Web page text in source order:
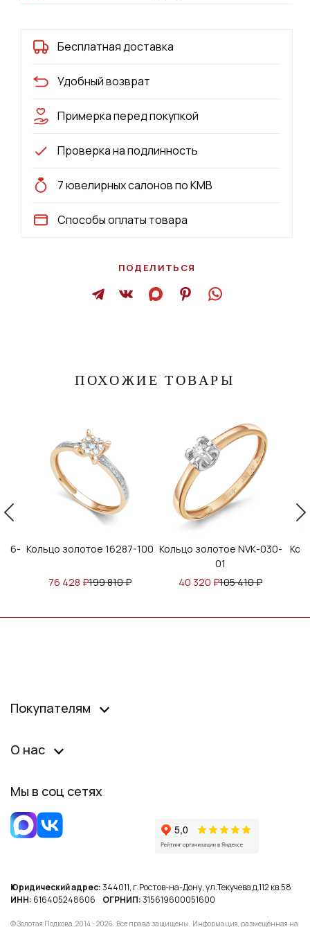
Бесплатная доставка
Удобный возврат
Примерка перед покупкой
Проверка на подлинность
7 ювелирных салонов по КМВ
Способы оплаты товара
ПОДЕЛИТЬСЯ
ПОХОЖИЕ ТОВАРЫ
Кольцо золотое 16287-100
76 428 ₽199 810₽
Кольцо золотое NVК-030-
01
40 320 ₽105 410₽
Покупателям
О нас
Мы в соц сетях
Юридический адрес:344011, г.Ростов-на-Дону, ул.Текучева д.112 кв.58
ИНН: 616405248606 ОГРНИП:315619600051600
© Золотая Подкова, 2014 - 2026. Все права защищены. Информация, размещённая на